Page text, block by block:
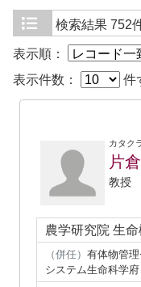
検索結果 752
表示順：
表示件数：
件
カタク
片
教授
農学研究院 生
（併任） 有体物管
システム生命科学